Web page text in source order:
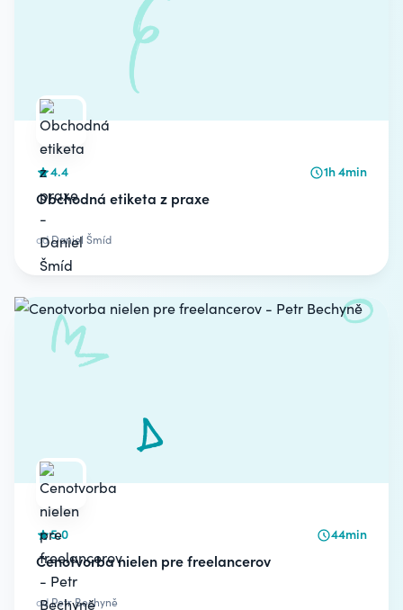
4.4 1h 4min
Obchodná etiketa z praxe
odDaniel Šmíd
5.0 44min
Cenotvorba nielen pre freelancerov
odPetr Bechyně